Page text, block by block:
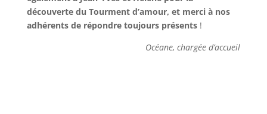
découverte du Tourment d’amour, et merci à nos
adhérents de répondre toujours présents!
Océane, chargée d’accueil